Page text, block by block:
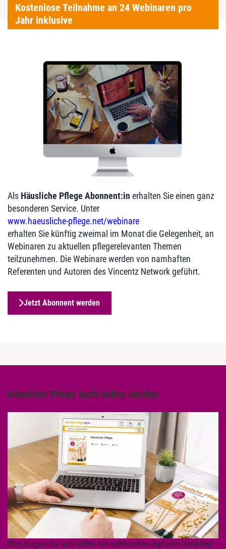
Kostenlose Teilnahme an 24 Webinaren pro
Jahr inklusive
Als Häusliche Pflege Abonnent:in erhalten Sie einen ganz
besonderen Service. Unter
www.haeusliche-pflege.net/webinare
erhalten Sie künftig zweimal im Monat die Gelegenheit, an
Webinaren zu aktuellen pflegerelevanten Themen
teilzunehmen. Die Webinare werden von namhaften
Referenten und Autoren des Vincentz Network geführt.
Jetzt Abonnent werden
Häusliche Pflege auch online nutzbar
Überzeugen Sie sich selbst von zahlreichen digitalen Vorteilen!